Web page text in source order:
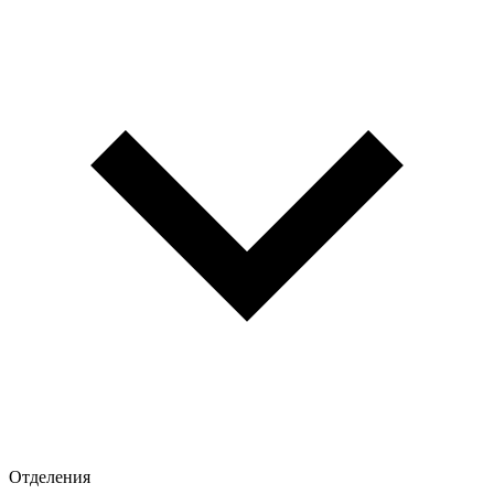
Отделения